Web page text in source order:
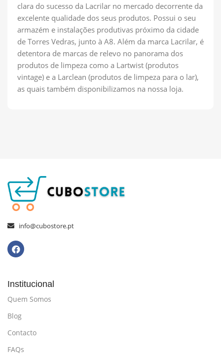
clara do sucesso da Lacrilar no mercado decorrente da
excelente qualidade dos seus produtos. Possui o seu
armazém e instalações produtivas próximo da cidade
de Torres Vedras, junto à A8. Além da marca Lacrilar, é
detentora de marcas de relevo no panorama dos
produtos de limpeza como a Lartwist (produtos
vintage) e a Larclean (produtos de limpeza para o lar),
as quais também disponibilizamos na nossa loja.
info@cubostore.pt
Institucional
Quem Somos
Blog
Contacto
FAQs